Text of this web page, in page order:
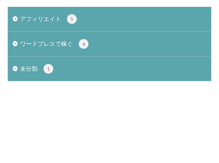
アフィリエイト 5
ワードプレスで稼ぐ 4
未分類 1